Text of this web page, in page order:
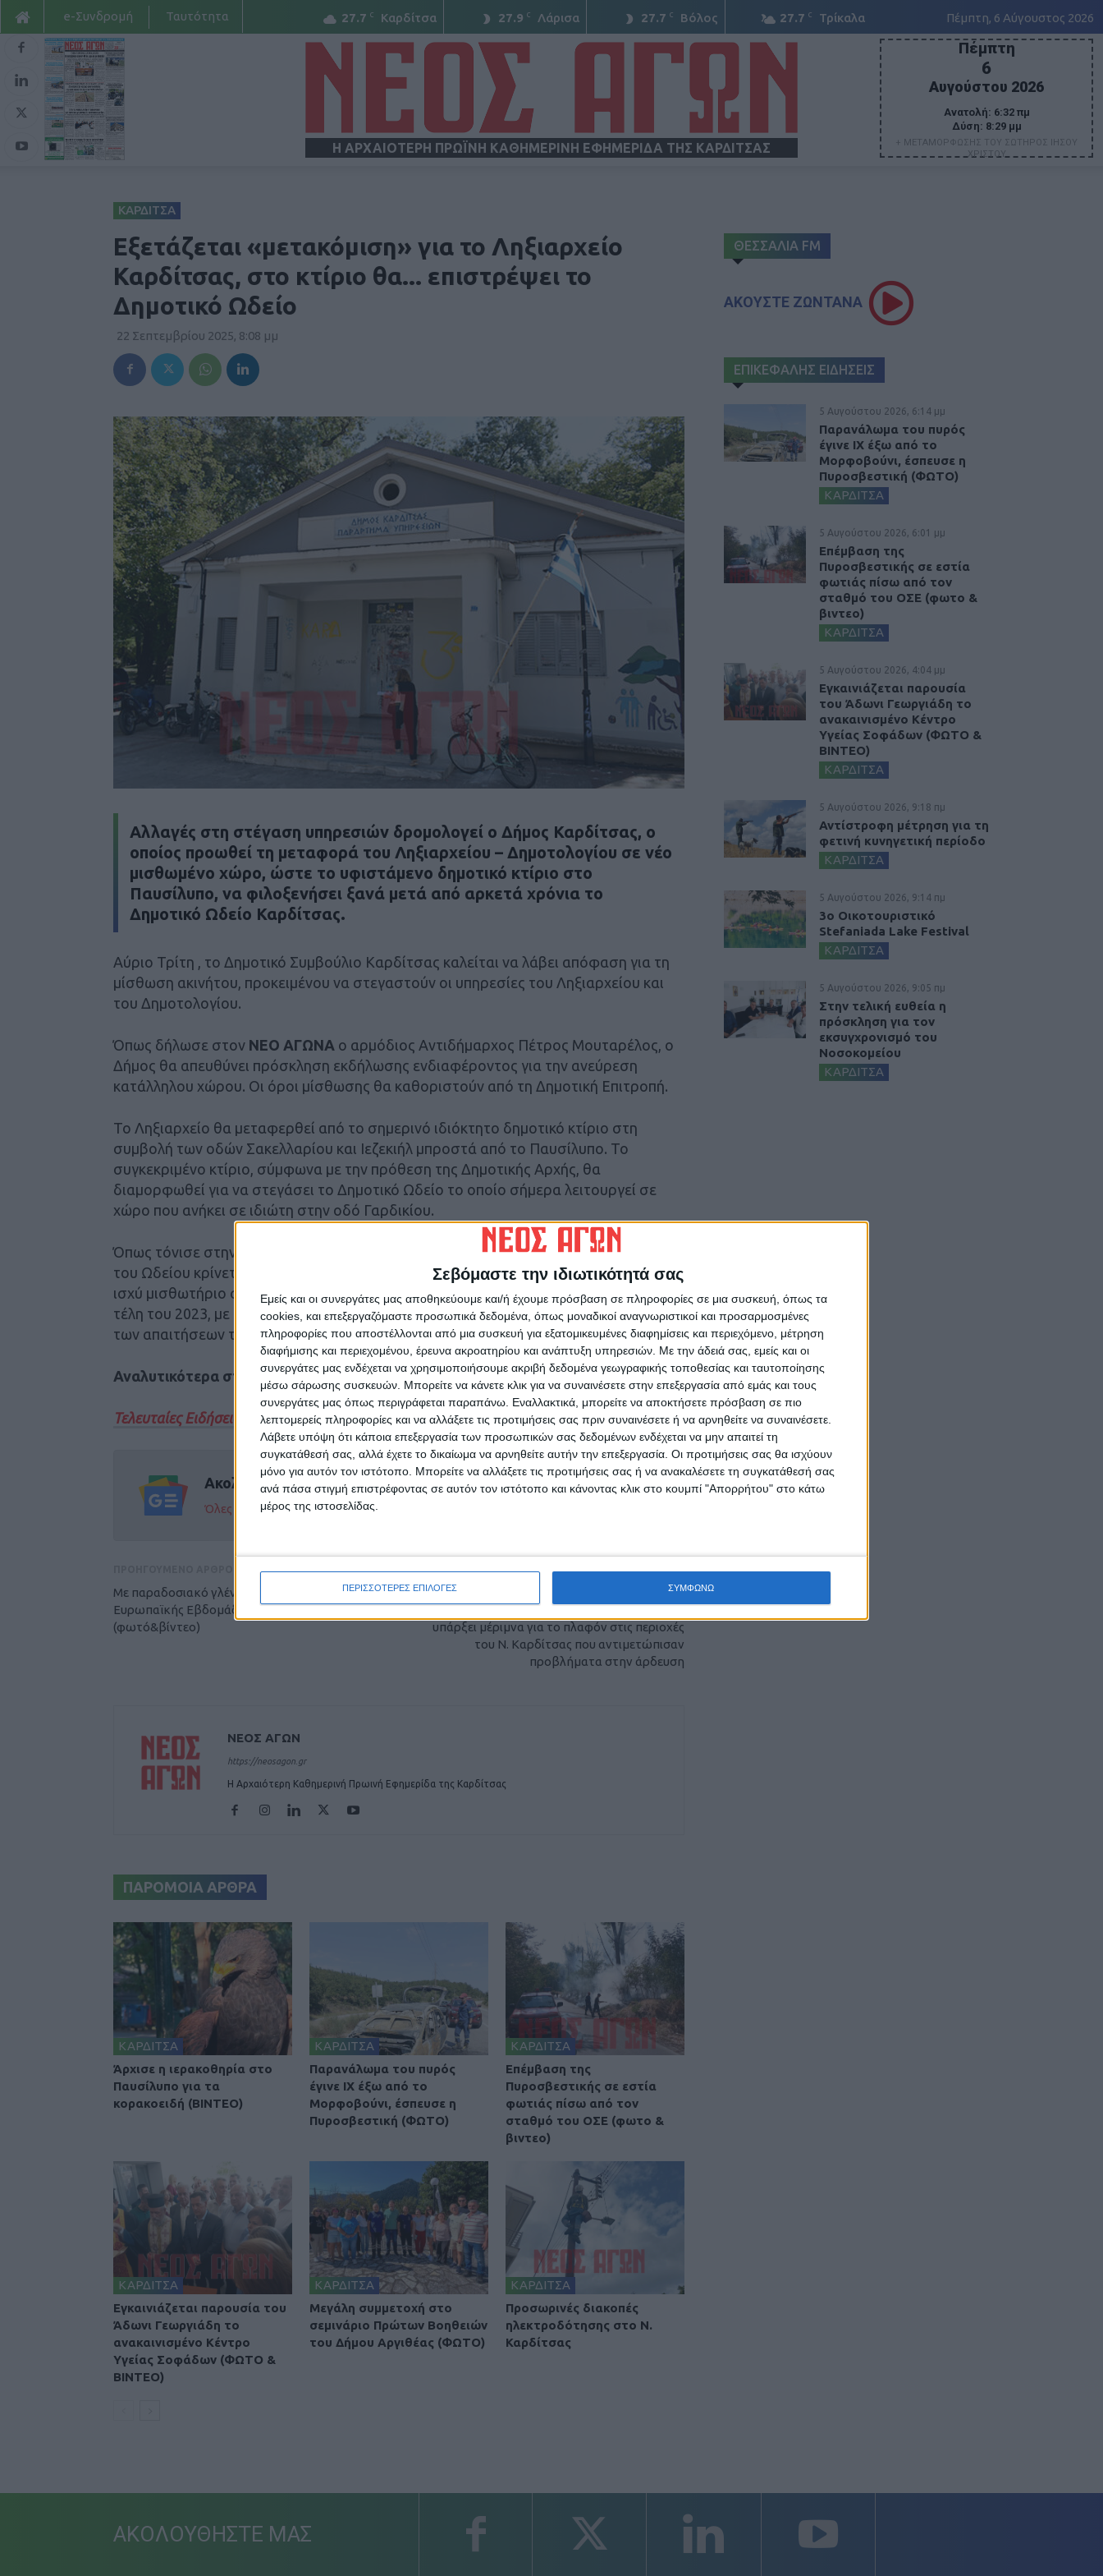
Σεβόμαστε την ιδιωτικότητά σας
Εμείς και οι συνεργάτες μας αποθηκεύουμε και/ή έχουμε πρόσβαση σε πληροφορίες σε μια συσκευή, όπως τα
cookies, και επεξεργαζόμαστε προσωπικά δεδομένα, όπως μοναδικοί αναγνωριστικοί και προσαρμοσμένες
πληροφορίες που αποστέλλονται από μια συσκευή για εξατομικευμένες διαφημίσεις και περιεχόμενο, μέτρηση
διαφήμισης και περιεχομένου, έρευνα ακροατηρίου και ανάπτυξη υπηρεσιών. Με την άδειά σας, εμείς και οι
συνεργάτες μας ενδέχεται να χρησιμοποιήσουμε ακριβή δεδομένα γεωγραφικής τοποθεσίας και ταυτοποίησης
μέσω σάρωσης συσκευών. Μπορείτε να κάνετε κλικ για να συναινέσετε στην επεξεργασία από εμάς και τους
συνεργάτες μας όπως περιγράφεται παραπάνω. Εναλλακτικά, μπορείτε να αποκτήσετε πρόσβαση σε πιο
λεπτομερείς πληροφορίες και να αλλάξετε τις προτιμήσεις σας πριν συναινέσετε ή να αρνηθείτε να συναινέσετε.
Λάβετε υπόψη ότι κάποια επεξεργασία των προσωπικών σας δεδομένων ενδέχεται να μην απαιτεί τη
συγκατάθεσή σας, αλλά έχετε το δικαίωμα να αρνηθείτε αυτήν την επεξεργασία. Οι προτιμήσεις σας θα ισχύουν
μόνο για αυτόν τον ιστότοπο. Μπορείτε να αλλάξετε τις προτιμήσεις σας ή να ανακαλέσετε τη συγκατάθεσή σας
ανά πάσα στιγμή επιστρέφοντας σε αυτόν τον ιστότοπο και κάνοντας κλικ στο κουμπί "Απορρήτου" στο κάτω
μέρος της ιστοσελίδας.
ΠΕΡΙΣΣΟΤΕΡΕΣ ΕΠΙΛΟΓΕΣ ΣΥΜΦΩΝΩ
27.7 C Καρδίτσα 27.9 C Λάρισα 27.7 C Βόλος 27.7 C Τρίκαλα Πέμπτη, 6 Αύγουστος 2026
e-Συνδρομή Ταυτότητα
Η ΑΡΧΑΙΟΤΕΡΗ ΠΡΩΪΝΗ ΚΑΘΗΜΕΡΙΝΗ ΕΦΗΜΕΡΙΔΑ ΤΗΣ ΚΑΡΔΙΤΣΑΣ
Πέμπτη
6
Αυγούστου 2026
Ανατολή: 6:32 πμ
Δύση: 8:29 μμ
+ ΜΕΤΑΜΟΡΦΩΣΗΣ ΤΟΥ ΣΩΤΗΡΟΣ ΙΗΣΟΥ
ΧΡΙΣΤΟΥ
ΚΑΡΔΙΤΣΑ
Εξετάζεται «μετακόμιση» για το Ληξιαρχείο
Καρδίτσας, στο κτίριο θα... επιστρέψει το
Δημοτικό Ωδείο
22 Σεπτεμβρίου 2025, 8:08 μμ
Αλλαγές στη στέγαση υπηρεσιών δρομολογεί ο Δήμος Καρδίτσας, ο
οποίος προωθεί τη μεταφορά του Ληξιαρχείου – Δημοτολογίου σε νέο
μισθωμένο χώρο, ώστε το υφιστάμενο δημοτικό κτίριο στο
Παυσίλυπο, να φιλοξενήσει ξανά μετά από αρκετά χρόνια το
Δημοτικό Ωδείο Καρδίτσας.
Αύριο Τρίτη , το Δημοτικό Συμβούλιο Καρδίτσας καλείται να λάβει απόφαση για τη
μίσθωση ακινήτου, προκειμένου να στεγαστούν οι υπηρεσίες του Ληξιαρχείου και
του Δημοτολογίου.
Όπως δήλωσε στον ΝΕΟ ΑΓΩΝΑ ο αρμόδιος Αντιδήμαρχος Πέτρος Μουταρέλος, ο
Δήμος θα απευθύνει πρόσκληση εκδήλωσης ενδιαφέροντος για την ανεύρεση
κατάλληλου χώρου. Οι όροι μίσθωσης θα καθοριστούν από τη Δημοτική Επιτροπή.
Το Ληξιαρχείο θα μεταφερθεί από το σημερινό ιδιόκτητο δημοτικό κτίριο στη
συμβολή των οδών Σακελλαρίου και Ιεζεκιήλ μπροστά από το Παυσίλυπο. Το
συγκεκριμένο κτίριο, σύμφωνα με την πρόθεση της Δημοτικής Αρχής, θα
διαμορφωθεί για να στεγάσει το Δημοτικό Ωδείο το οποίο σήμερα λειτουργεί σε
χώρο που ανήκει σε ιδιώτη στην οδό Γαρδικίου.
Όπως τόνισε στην εφημερίδα ο Αντιδήμαρχος Στέφανος Θεολόγης, η μεταστέγαση
του Ωδείου κρίνεται επιβεβλημένη, καθώς εδώ και ενάμιση χρόνο δεν υπάρχει σε
ισχύ μισθωτήριο συμβόλαιο με την ιδιοκτήτρια. Η προηγούμενη σύμβαση έληξε στα
τέλη του 2023, με κοινή συναίνεση, ωστόσο νέα συμφωνία δεν ήταν εφικτή λόγω
των απαιτήσεων της νομοθεσίας για τη λειτουργία του κτιρίου.
Αναλυτικότερα στην εφημερίδα Νέος Αγών
Τελευταίες Ειδήσεις Σήμερα
Ακολούθησε την εφημερίδα ΝΕΟΣ ΑΓΩΝ στο Google News!
Όλες οι εξελίξεις στην περιοχή της Καρδίτσας και ευρύτερα της Θεσσαλίας
Με παραδοσιακό γλέντι έπεσε η αυλαία της
Ευρωπαϊκής Εβδομάδας Κινητικότητας
(φωτό&βίντεο)
ΕΠΟΜΕΝΟ ΑΡΘΡΟ
Σταθερά στα 73,4 ευρώ για το 2025 η
συνδεδεμένη ενίσχυση στο βαμβάκι - να
υπάρξει μέριμνα για το πλαφόν στις περιοχές
του Ν. Καρδίτσας που αντιμετώπισαν
προβλήματα στην άρδευση
ΝΕΟΣ ΑΓΩΝ
https://neosagon.gr
Η Αρχαιότερη Καθημερινή Πρωινή Εφημερίδα της Καρδίτσας
ΠΑΡΟΜΟΙΑ ΑΡΘΡΑ
ΚΑΡΔΙΤΣΑ
Άρχισε η ιερακοθηρία στο
Παυσίλυπο για τα
κορακοειδή (ΒΙΝΤΕΟ)
ΚΑΡΔΙΤΣΑ
Παρανάλωμα του πυρός
έγινε ΙΧ έξω από το
Μορφοβούνι, έσπευσε η
Πυροσβεστική (ΦΩΤΟ)
ΚΑΡΔΙΤΣΑ
Επέμβαση της
Πυροσβεστικής σε εστία
φωτιάς πίσω από τον
σταθμό του ΟΣΕ (φωτο &
βιντεο)
ΚΑΡΔΙΤΣΑ
Εγκαινιάζεται παρουσία του
Άδωνι Γεωργιάδη το
ανακαινισμένο Κέντρο
Υγείας Σοφάδων (ΦΩΤΟ &
ΒΙΝΤΕΟ)
ΚΑΡΔΙΤΣΑ
Μεγάλη συμμετοχή στο
σεμινάριο Πρώτων Βοηθειών
του Δήμου Αργιθέας (ΦΩΤΟ)
ΚΑΡΔΙΤΣΑ
Προσωρινές διακοπές
ηλεκτροδότησης στο Ν.
Καρδίτσας
ΘΕΣΣΑΛΙΑ FM
ΑΚΟΥΣΤΕ ΖΩΝΤΑΝΑ
ΕΠΙΚΕΦΑΛΗΣ ΕΙΔΗΣΕΙΣ
5 Αυγούστου 2026, 6:14 μμ
Παρανάλωμα του πυρός
έγινε ΙΧ έξω από το
Μορφοβούνι, έσπευσε η
Πυροσβεστική (ΦΩΤΟ)
ΚΑΡΔΙΤΣΑ
5 Αυγούστου 2026, 6:01 μμ
Επέμβαση της
Πυροσβεστικής σε εστία
φωτιάς πίσω από τον
σταθμό του ΟΣΕ (φωτο &
βιντεο)
ΚΑΡΔΙΤΣΑ
5 Αυγούστου 2026, 4:04 μμ
Εγκαινιάζεται παρουσία
του Άδωνι Γεωργιάδη το
ανακαινισμένο Κέντρο
Υγείας Σοφάδων (ΦΩΤΟ &
ΒΙΝΤΕΟ)
ΚΑΡΔΙΤΣΑ
5 Αυγούστου 2026, 9:18 πμ
Αντίστροφη μέτρηση για τη
φετινή κυνηγετική περίοδο
ΚΑΡΔΙΤΣΑ
5 Αυγούστου 2026, 9:14 πμ
3ο Οικοτουριστικό
Stefaniada Lake Festival
ΚΑΡΔΙΤΣΑ
5 Αυγούστου 2026, 9:05 πμ
Στην τελική ευθεία η
πρόσκληση για τον
εκσυγχρονισμό του
Νοσοκομείου
ΚΑΡΔΙΤΣΑ
ΑΚΟΛΟΥΘΗΣΤΕ ΜΑΣ